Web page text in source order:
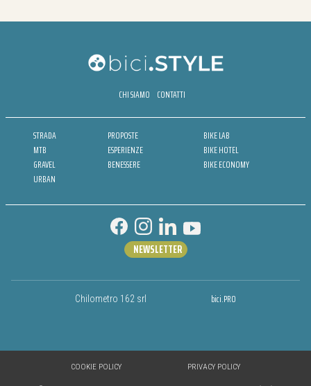
CHI SIAMO CONTATTI
STRADA
MTB
GRAVEL
URBAN
PROPOSTE
ESPERIENZE
BENESSERE
BIKE LAB
BIKE HOTEL
BIKE ECONOMY
Chilometro 162 srl bici.PRO
NEWSLETTER
COOKIE POLICY PRIVACY POLICY